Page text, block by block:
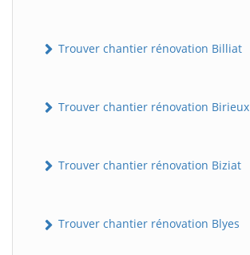
Trouver chantier rénovation Billiat
Trouver chantier rénovation Birieux
Trouver chantier rénovation Biziat
Trouver chantier rénovation Blyes